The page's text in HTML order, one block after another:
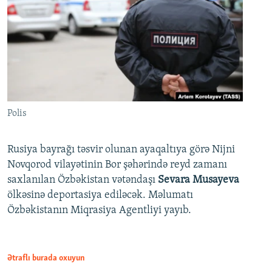
Polis
Rusiya bayrağı təsvir olunan ayaqaltıya görə Nijni
Novqorod vilayətinin Bor şəhərində reyd zamanı
saxlanılan Özbəkistan vətəndaşı Sevara Musayeva
ölkəsinə deportasiya ediləcək. Məlumatı
Özbəkistanın Miqrasiya Agentliyi yayıb.
Ətraflı burada oxuyun